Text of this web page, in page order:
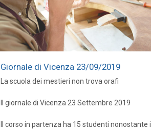
Giornale di Vicenza 23/09/2019
La scuola dei mestieri non trova orafi
Il giornale di Vicenza 23 Settembre 2019
Il corso in partenza ha 15 studenti nonostante il